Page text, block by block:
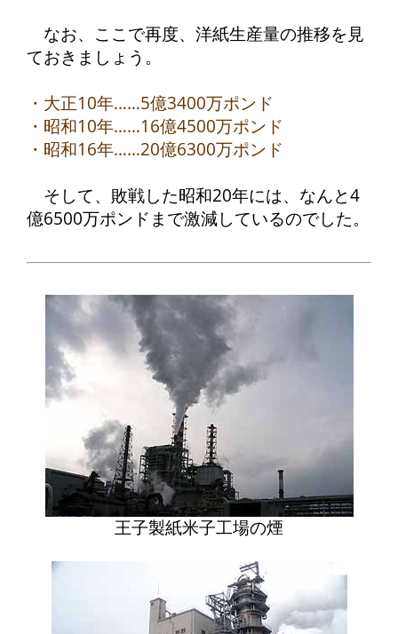
なお、ここで再度、洋紙生産量の推移を見
ておきましょう。
・大正10年……5億3400万ポンド
・昭和10年……16億4500万ポンド
・昭和16年……20億6300万ポンド
そして、敗戦した昭和20年には、なんと4
億6500万ポンドまで激減しているのでした。
王子製紙米子工場の煙